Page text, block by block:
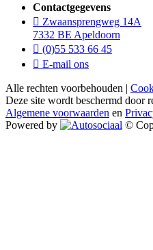
Contactgegevens
Zwaansprengweg 14A
7332 BE Apeldoorn
(0)55 533 66 45
E-mail ons
Alle rechten voorbehouden |
Deze site wordt beschermd
Algemene voorwaarden en
Powered by
©